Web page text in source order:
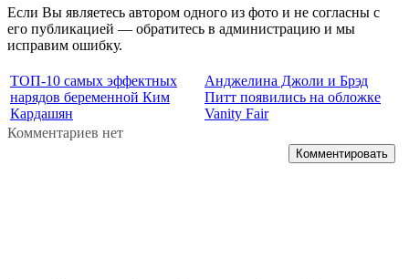
Если Вы являетесь автором одного из фото и не согласны с
его публикацией — обратитесь в администрацию и мы
исправим ошибку.
ТОП-10 самых эффектных
нарядов беременной Ким
Кардашян
Анджелина Джоли и Брэд
Питт появились на обложке
Vanity Fair
Комментариев нет
Комментировать